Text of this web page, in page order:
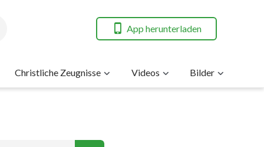
App herunterladen
Christliche Zeugnisse Videos Bilder